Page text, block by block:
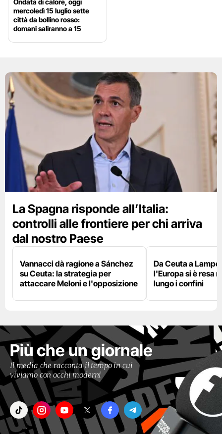
Ondata di calore, oggi
mercoledì 15 luglio sette
città da bollino rosso:
domani saliranno a 15
La Spagna risponde all’Italia:
controlli alle frontiere per chi arriva
dal nostro Paese
Vannacci dà ragione a Sánchez
su Ceuta: la strategia per
attaccare Meloni e l'opposizione
Da Ceuta a
l'Europa si è resa
lungo i confini
Più che un giornale
Il media che racconta il tempo in cui
viviamo con occhi moderni